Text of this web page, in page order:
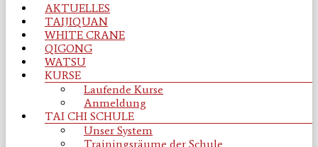
Chi
Schule
Osnabrück
Taijiquan
WhiteCrane
Menü
AKTUELLES
TAIJIQUAN
WHITE CRANE
QIGONG
WATSU
KURSE
Laufende Kurse
Anmeldung
TAI CHI SCHULE
Unser System
Trainingsräume der Schule